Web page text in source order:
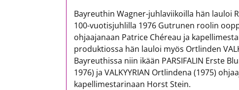
Bayreuthin Wagner-juhlaviikoilla hän lauloi
100-vuotisjuhlilla 1976 Gutrunen roolin
ohjaajanaan Patrice Chéreau ja
produktiossa hän lauloi myös Ortlinden
Bayreuthissa niin ikään PARSIFALIN Erste
1976) ja VALKYYRIAN Ortlindena (1975)
kapellimestarinaan Horst Stein.